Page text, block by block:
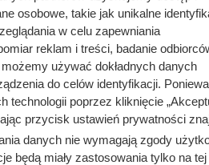
wybierany sposób
osobowe, takie jak unikalne
w celu zapewniania
reklam i treści, badanie
używać dokładnych danych
do celów identyfikacji.
poprzez kliknięcie
przycisk ustawień prywatności
danych nie wymagają zgody
będą miały zastosowania tylko na tej